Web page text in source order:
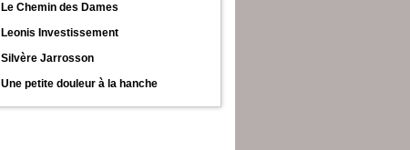
Le Chemin des Dames
Leonis Investissement
Silvère Jarrosson
Une petite douleur à la hanche